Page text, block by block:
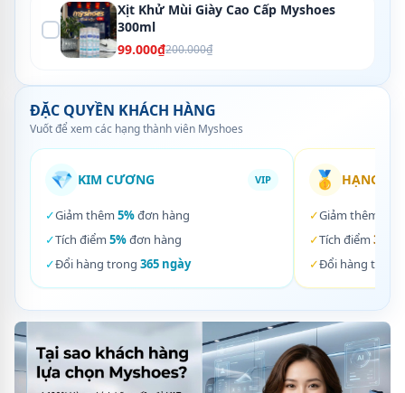
Xịt Khử Mùi Giày Cao Cấp Myshoes
300ml
99.000₫200.000₫
ĐẶC QUYỀN KHÁCH HÀNG
Vuốt để xem các hạng thành viên Myshoes
💎 KIM CƯƠNG VIP
✓Giảm thêm 5%đơn hàng
✓Tích điểm 5%đơn hàng
✓Đổi hàng trong 365 ngày
🥇 HẠNG
✓Giảm thêm
✓Tích điểm 3%
✓Đổi hàng trong